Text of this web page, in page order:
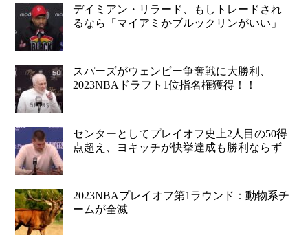
デイミアン・リラード、もしトレードされ
るなら「マイアミかブルックリンがいい」
スパーズがウェンビー争奪戦に大勝利、
2023NBAドラフト1位指名権獲得！！
センターとしてプレイオフ史上2人目の50得
点超え、ヨキッチが快挙達成も勝利ならず
2023NBAプレイオフ第1ラウンド：動物系チ
ームが全滅